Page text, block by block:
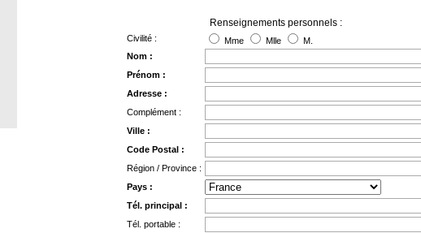
Renseignements personnels :
Civilité : Mme Mlle
M.
Nom :
Prénom :
Adresse :
Complément :
Ville :
Code Postal :
Région / Province :
Pays :
Tél. principal :
Tél. portable :